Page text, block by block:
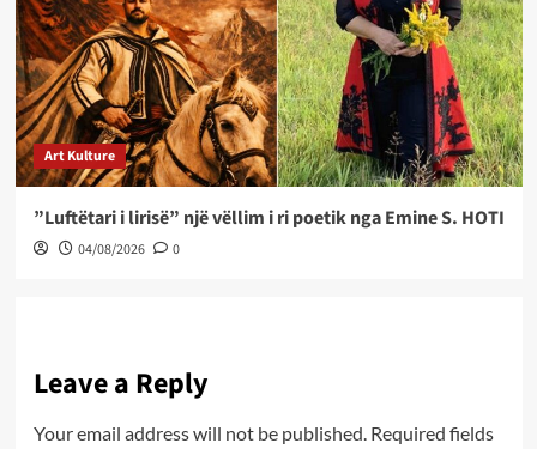
Art Kulture
”Luftëtari i lirisë” një vëllim i ri poetik nga Emine S. HOTI
04/08/2026 0
Leave a Reply
Your email address will not be published. Required fields